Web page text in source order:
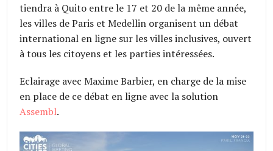
tiendra à Quito entre le 17 et 20 de la même année,
les villes de Paris et Medellin organisent un débat
international en ligne sur les villes inclusives, ouvert
à tous les citoyens et les parties intéressées.
Eclairage avec Maxime Barbier, en charge de la mise
en place de ce débat en ligne avec la solution
Assembl.